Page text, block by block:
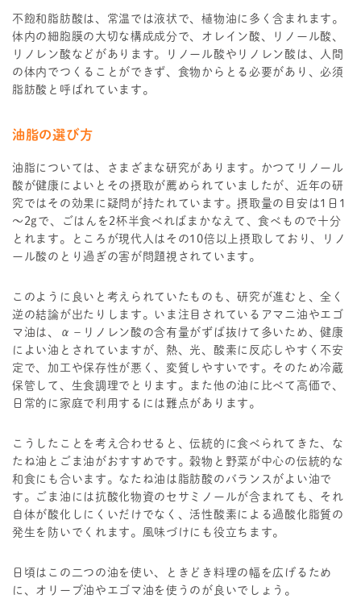
不飽和脂肪酸は、常温では液状で、植物油に多く含まれます。
体内の細胞膜の大切な構成成分で、オレイン酸、リノール酸、
リノレン酸などがあります。リノール酸やリノレン酸は、人間
の体内でつくることができず、食物からとる必要があり、必須
脂肪酸と呼ばれています。
油脂の選び方
油脂については、さまざまな研究があります。かつてリノール
酸が健康によいとその摂取が薦められていましたが、近年の研
究ではその効果に疑問が持たれています。摂取量の目安は1日1
～2gで、ごはんを2杯半食べればまかなえて、食べもので十分
とれます。ところが現代人はその10倍以上摂取しており、リノ
ール酸のとり過ぎの害が問題視されています。
このように良いと考えられていたものも、研究が進むと、全く
逆の結論が出たりします。いま注目されているアマニ油やエゴ
マ油は、α－リノレン酸の含有量がずば抜けて多いため、健康
によい油とされていますが、熱、光、酸素に反応しやすく不安
定で、加工や保存性が悪く、変質しやすいです。そのため冷蔵
保管して、生食調理でとります。また他の油に比べて高価で、
日常的に家庭で利用するには難点があります。
こうしたことを考え合わせると、伝統的に食べられてきた、な
たね油とごま油がおすすめです。穀物と野菜が中心の伝統的な
和食にも合います。なたね油は脂肪酸のバランスがよい油で
す。ごま油には抗酸化物資のセサミノールが含まれても、それ
自体が酸化しにくいだけでなく、活性酸素による過酸化脂質の
発生を防いでくれます。風味づけにも役立ちます。
日頃はこの二つの油を使い、ときどき料理の幅を広げるため
に、オリーブ油やエゴマ油を使うのが良いでしょう。